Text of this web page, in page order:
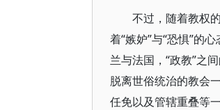
不过，随着教权
着“嫉妒”与“恐惧”的
兰与法国，“政教”之
脱离世俗统治的教会
任免以及管辖重叠等